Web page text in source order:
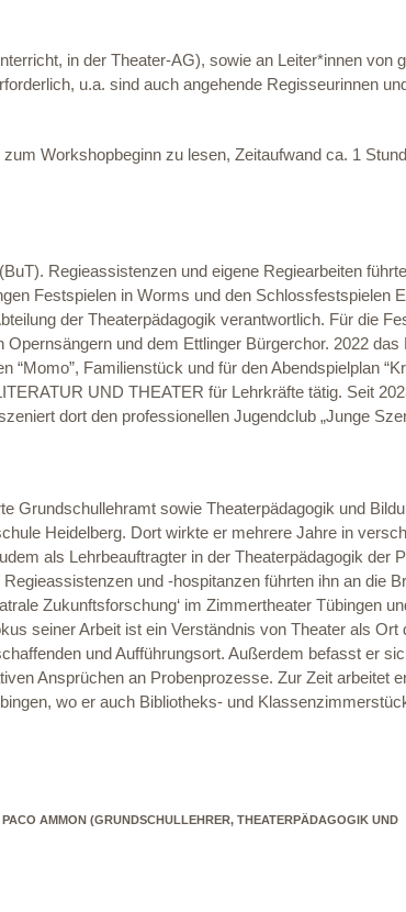
in der Theater-AG), sowie an Leiter*innen von
u.a. sind auch angehende Regisseurinnen
Workshopbeginn zu lesen, Zeitaufwand ca. 1
Regieassistenzen und eigene Regiearbeiten
Festspielen in Worms und den Schlossfestspielen
der Theaterpädagogik verantwortlich. Für die
und dem Ettlinger Bürgerchor. 2022 das
“Momo”, Familienstück und für den Abendspielplan
UND THEATER für Lehrkräfte tätig. Seit
dort den professionellen Jugendclub „Junge
Grundschullehramt sowie Theaterpädagogik und
Heidelberg. Dort wirkte er mehrere Jahre in
als Lehrbeauftragter in der Theaterpädagogik der
und -hospitanzen führten ihn an die
Zukunftsforschung‘ im Zimmertheater Tübingen
seiner Arbeit ist ein Verständnis von Theater als Ort
und Aufführungsort. Außerdem befasst er
Ansprüchen an Probenprozesse. Zur Zeit arbeitet
wo er auch Bibliotheks- und
AMMON (GRUNDSCHULLEHRER, THEATERPÄDAGOGIK UND